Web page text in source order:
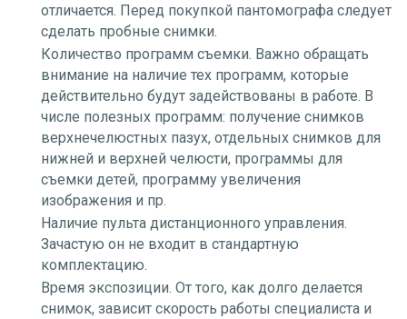
отличается. Перед покупкой пантомографа следует
сделать пробные снимки.
Количество программ съемки. Важно обращать
внимание на наличие тех программ, которые
действительно будут задействованы в работе. В
числе полезных программ: получение снимков
верхнечелюстных пазух, отдельных снимков для
нижней и верхней челюсти, программы для
съемки детей, программу увеличения
изображения и пр.
Наличие пульта дистанционного управления.
Зачастую он не входит в стандартную
комплектацию.
Время экспозиции. От того, как долго делается
снимок, зависит скорость работы специалиста и